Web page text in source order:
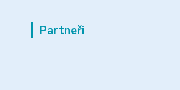
Partneři